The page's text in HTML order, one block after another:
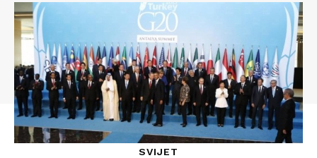
SVIJET